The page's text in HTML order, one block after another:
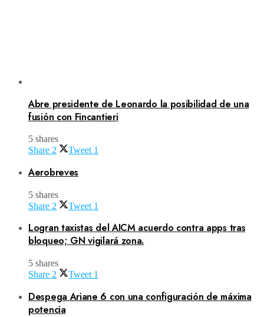
Abre presidente de Leonardo la posibilidad de una
fusión con Fincantieri
5 shares
Share 2 Tweet 1
Aerobreves
5 shares
Share 2 Tweet 1
Logran taxistas del AICM acuerdo contra apps tras
bloqueo; GN vigilará zona.
5 shares
Share 2 Tweet 1
Despega Ariane 6 con una configuración de máxima
potencia